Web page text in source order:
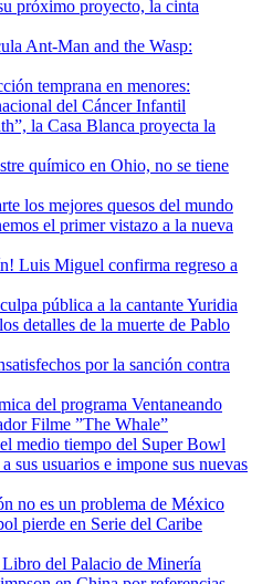
próximo proyecto, la cinta
Ant-Man and the Wasp:
temprana en menores:
del Cáncer Infantil
la Casa Blanca proyecta la
químico en Ohio, no se tiene
los mejores quesos del mundo
el primer vistazo a la nueva
Luis Miguel confirma regreso a
pública a la cantante Yuridia
detalles de la muerte de Pablo
por la sanción contra
del programa Ventaneando
Filme ”The Whale”
medio tiempo del Super Bowl
sus usuarios e impone sus nuevas
no es un problema de México
pierde en Serie del Caribe
del Palacio de Minería